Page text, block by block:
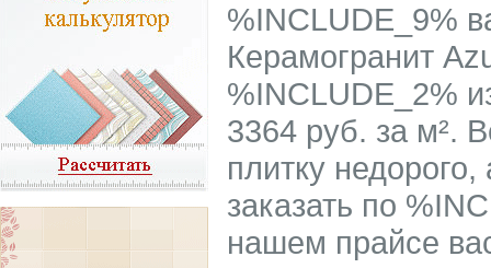
%INCLUDE_9%
Керамогранит
%INCLUDE_2%
3364 руб. за м².
плитку
заказать по
нашем прайсе